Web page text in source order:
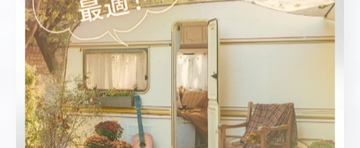
響を受けやすくなるリスクもあります。台風対策や耐風
性の強化も検討することが大切です。実際に「高さを重
視しすぎて移動時に苦労した」という利用者の声もあ
り、サイズ選びはバランスが重要です。
さらに、自治体によっては設置基準や建築確認が必要と
なる場合があるため、事前に関係機関へ相談することを